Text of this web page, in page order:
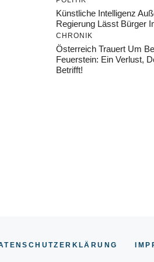
Künstliche Intelligenz
Regierung Lässt Bürger
CHRONIK
Österreich Trauert Um
Feuerstein: Ein Verlust,
Betrifft!